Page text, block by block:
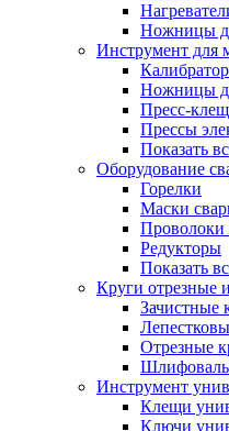
Ножницы
Инструмент для
Ножницы
Пресс-
Прессы
Показать
Оборудование
Горелки
Маски
Проволоки
Редукторы
Показать
Круги отрезные
Зачистные
Отрезные
Инструмент
Клещи
Ключи